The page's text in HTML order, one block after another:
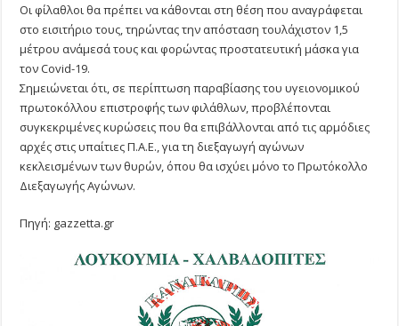
Οι φίλαθλοι θα πρέπει να κάθονται στη θέση που αναγράφεται
στο εισιτήριο τους, τηρώντας την απόσταση τουλάχιστον 1,5
μέτρου ανάμεσά τους και φορώντας προστατευτική μάσκα για
τον Covid-19.
Σημειώνεται ότι, σε περίπτωση παραβίασης του υγειονομικού
πρωτοκόλλου επιστροφής των φιλάθλων, προβλέπονται
συγκεκριμένες κυρώσεις που θα επιβάλλονται από τις αρμόδιες
αρχές στις υπαίτιες Π.Α.Ε., για τη διεξαγωγή αγώνων
κεκλεισμένων των θυρών, όπου θα ισχύει μόνο το Πρωτόκολλο
Διεξαγωγής Αγώνων.
Πηγή: gazzetta.gr